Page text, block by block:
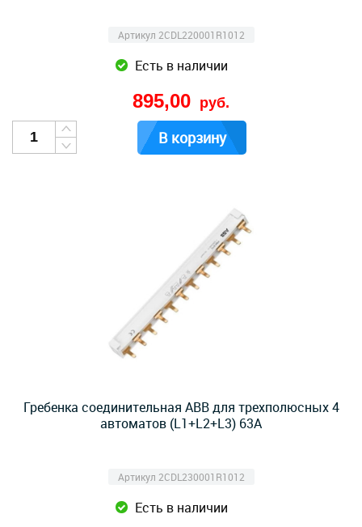
Артикул 2CDL220001R1012
Есть в наличии
895,00 руб.
В корзину
Гребенка соединительная ABB для трехполюсных 4
автоматов (L1+L2+L3) 63А
Артикул 2CDL230001R1012
Есть в наличии